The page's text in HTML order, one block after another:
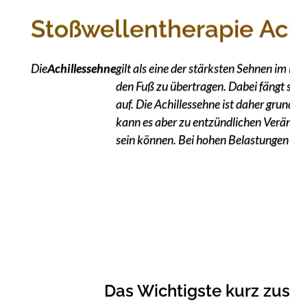
Stoßwellentherapie
DieAchillessehnegilt als eine der stärksten Sehnen
den Fuß zu übertragen. Dabei
auf. Die Achillessehne ist daher
kann es aber zu entzündlichen
sein können. Bei hohen
Das Wichtigste kurz